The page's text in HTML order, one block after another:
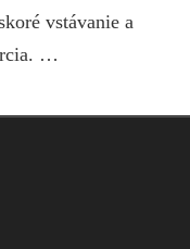
vstávanie a
…